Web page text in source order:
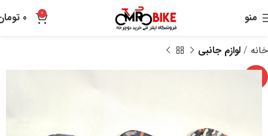
منو 0
0
خانه لوازم جانبی